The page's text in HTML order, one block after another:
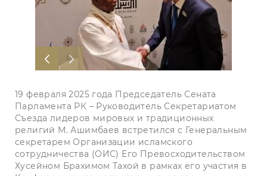
19 февраля 2025 года Председатель Сената
Парламента РК – Руководитель Секретариатом
Съезда лидеров мировых и традиционных
религий М. Ашимбаев встретился с Генеральным
секретарем Организации исламского
сотрудничества (ОИС) Его Превосходительством
Хусейном Брахимом Тахой в рамках его участия в